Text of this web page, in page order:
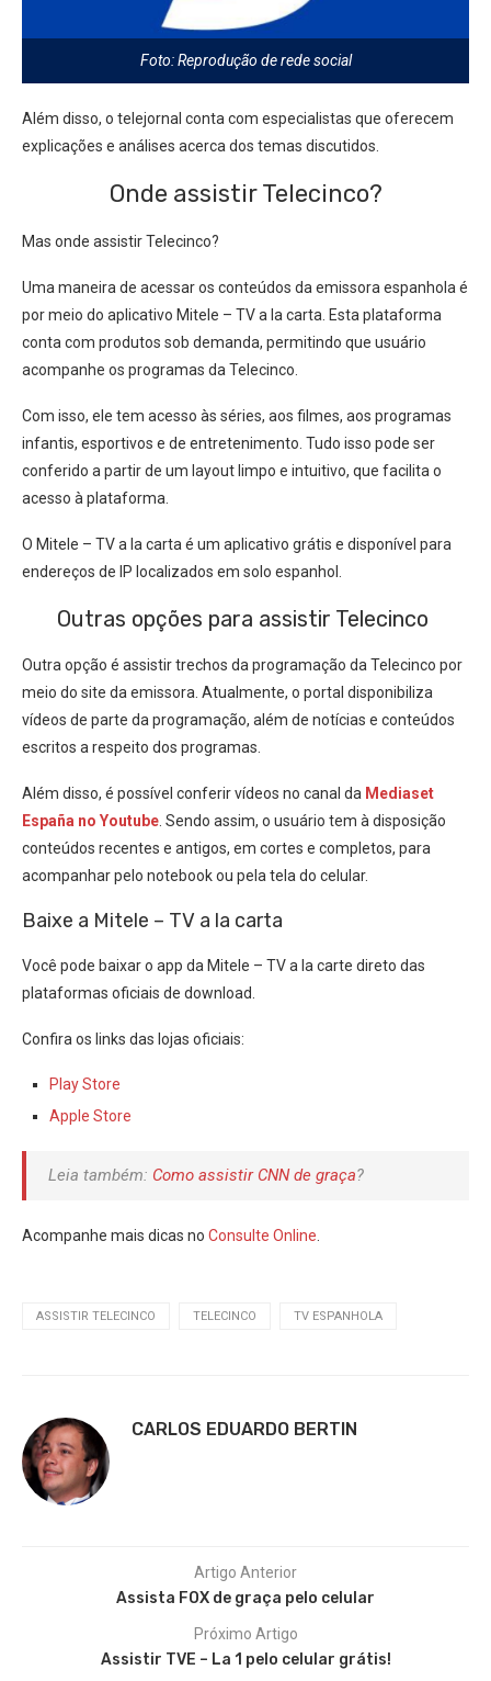
Foto: Reprodução de rede social
Além disso, o telejornal conta com especialistas que oferecem
explicações e análises acerca dos temas discutidos.
Onde assistir Telecinco?
Mas onde assistir Telecinco?
Uma maneira de acessar os conteúdos da emissora espanhola é
por meio do aplicativo Mitele – TV a la carta. Esta plataforma
conta com produtos sob demanda, permitindo que usuário
acompanhe os programas da Telecinco.
Com isso, ele tem acesso às séries, aos filmes, aos programas
infantis, esportivos e de entretenimento. Tudo isso pode ser
conferido a partir de um layout limpo e intuitivo, que facilita o
acesso à plataforma.
O Mitele – TV a la carta é um aplicativo grátis e disponível para
endereços de IP localizados em solo espanhol.
Outras opções para assistir Telecinco
Outra opção é assistir trechos da programação da Telecinco por
meio do site da emissora. Atualmente, o portal disponibiliza
vídeos de parte da programação, além de notícias e conteúdos
escritos a respeito dos programas.
Além disso, é possível conferir vídeos no canal da Mediaset
España no Youtube . Sendo assim, o usuário tem à disposição
conteúdos recentes e antigos, em cortes e completos, para
acompanhar pelo notebook ou pela tela do celular.
Baixe a Mitele – TV a la carta
Você pode baixar o app da Mitele – TV a la carte direto das
plataformas oficiais de download.
Confira os links das lojas oficiais:
Play Store
Apple Store
Leia também: Como assistir CNN de graça?
Acompanhe mais dicas no Consulte Online
ASSISTIR TELECINCO TELECINCO TV ESPANHOLA
CARLOS EDUARDO BERTIN
Artigo Anterior
Assista FOX de graça pelo celular
Próximo Artigo
Assistir TVE – La 1 pelo celular grátis!